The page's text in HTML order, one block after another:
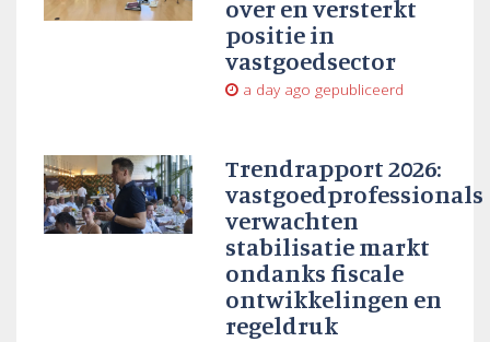
over en versterkt
positie in
vastgoedsector
a day ago gepubliceerd
Trendrapport 2026:
vastgoedprofessionals
verwachten
stabilisatie markt
ondanks fiscale
ontwikkelingen en
regeldruk